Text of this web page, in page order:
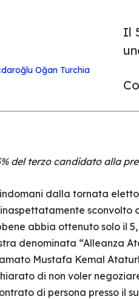
Oğan Turchia
Il
del terzo candidato alla
dalla tornata
sconvolto
abbia ottenuto solo il
denominata “Alleanza
Mustafa Kemal
di non voler
di persona presso il